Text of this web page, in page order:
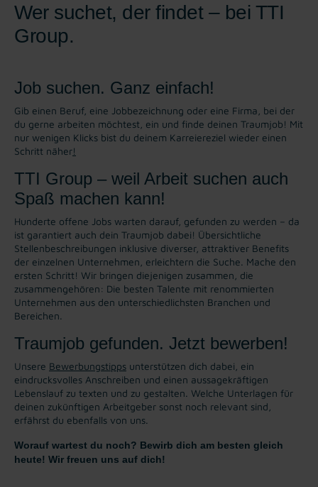
Wer suchet, der findet – bei TTI
Group.
Job suchen. Ganz einfach!
Gib einen Beruf, eine Jobbezeichnung oder eine Firma, bei der
du gerne arbeiten möchtest, ein und finde deinen Traumjob! Mit
nur wenigen Klicks bist du deinem Karreiereziel wieder einen
Schritt näher!
TTI Group – weil Arbeit suchen auch
Spaß machen kann!
Hunderte offene Jobs warten darauf, gefunden zu werden – da
ist garantiert auch dein Traumjob dabei! Übersichtliche
Stellenbeschreibungen inklusive diverser, attraktiver Benefits
der einzelnen Unternehmen, erleichtern die Suche. Mache den
ersten Schritt! Wir bringen diejenigen zusammen, die
zusammengehören: Die besten Talente mit renommierten
Unternehmen aus den unterschiedlichsten Branchen und
Bereichen.
Traumjob gefunden. Jetzt bewerben!
Unsere Bewerbungstipps unterstützen dich dabei, ein
eindrucksvolles Anschreiben und einen aussagekräftigen
Lebenslauf zu texten und zu gestalten. Welche Unterlagen für
deinen zukünftigen Arbeitgeber sonst noch relevant sind,
erfährst du ebenfalls von uns.
Worauf wartest du noch? Bewirb dich am besten gleich
heute! Wir freuen uns auf dich!